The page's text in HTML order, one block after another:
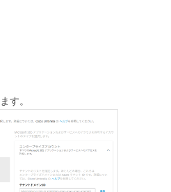
す。